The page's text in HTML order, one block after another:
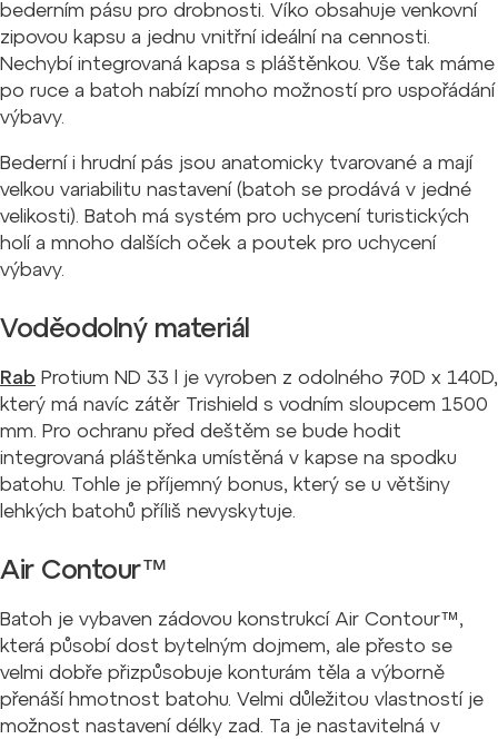
bederním pásu pro drobnosti. Víko obsahuje venkovní
zipovou kapsu a jednu vnitřní ideální na cennosti.
Nechybí integrovaná kapsa s pláštěnkou. Vše tak máme
po ruce a batoh nabízí mnoho možností pro uspořádání
výbavy.
Bederní i hrudní pás jsou anatomicky tvarované a mají
velkou variabilitu nastavení (batoh se prodává v jedné
velikosti). Batoh má systém pro uchycení turistických
holí a mnoho dalších oček a poutek pro uchycení
výbavy.
Voděodolný materiál
Rab Protium ND 33 l je vyroben z odolného 70D x 140D,
který má navíc zátěr Trishield s vodním sloupcem 1500
mm. Pro ochranu před deštěm se bude hodit
integrovaná pláštěnka umístěná v kapse na spodku
batohu. Tohle je příjemný bonus, který se u většiny
lehkých batohů příliš nevyskytuje.
Air Contour™
Batoh je vybaven zádovou konstrukcí Air Contour™,
která působí dost bytelným dojmem, ale přesto se
velmi dobře přizpůsobuje konturám těla a výborně
přenáší hmotnost batohu. Velmi důležitou vlastností je
možnost nastavení délky zad. Ta je nastavitelná v